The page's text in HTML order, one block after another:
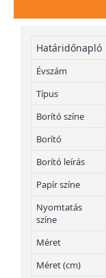
Határidőnapló
Évszám
Típus
Borító színe
Borító
Borító leírás
Papír színe
Nyomtatás
színe
Méret
Méret (cm)